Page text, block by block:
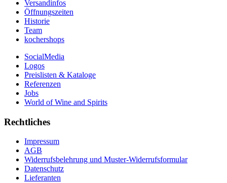
Versandinfos
Öffnungszeiten
Historie
Team
kochershops
SocialMedia
Logos
Preislisten & Kataloge
Referenzen
Jobs
World of Wine and Spirits
Rechtliches
Impressum
AGB
Widerrufsbelehrung und Muster-Widerrufsformular
Datenschutz
Lieferanten